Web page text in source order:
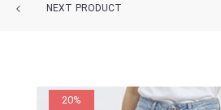
NEXT PRODUCT
20%